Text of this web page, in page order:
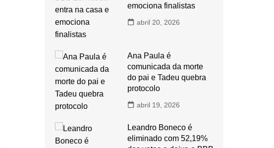
emociona finalistas
abril 20, 2026
Ana Paula é
comunicada da morte
do pai e Tadeu quebra
protocolo
abril 19, 2026
Leandro Boneco é
eliminado com 52,19%